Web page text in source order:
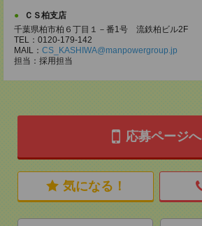
ＣＳ柏支店
千葉県柏市柏６丁目１－番1号 流鉄柏ビル2F
TEL：0120-179-142
MAIL： CS_KASHIWA@manpowergroup.jp
担当：採用担当
応募ページへ
気になる！